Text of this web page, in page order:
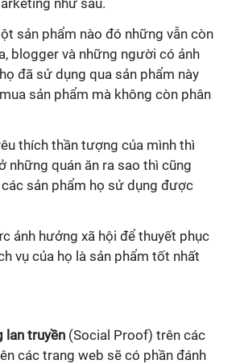
như sau.
sản phẩm nào đó những vẫn còn
blogger và những người có ảnh
đã sử dụng qua sản phẩm này
sản phẩm mà không còn phân
thích thần tượng của mình thì
những quán ăn ra sao thì cũng
sản phẩm họ sử dụng được
ảnh hưởng xã hội để thuyết phục
vụ của họ là sản phẩm tốt nhất
lan truyền (Social Proof) trên các
các trang web sẽ có phần đánh